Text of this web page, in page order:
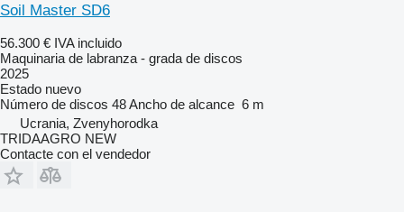
Soil Master SD6
56.300 € IVA incluido
Maquinaria de labranza - grada de discos
2025
Estado nuevo
Número de discos 48Ancho de alcance 6 m
Ucrania, Zvenyhorodka
TRIDAAGRO NEW
Contacte con el vendedor